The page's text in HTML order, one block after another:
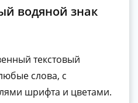
водяной знак
текстовый
слова, с
шрифта и цветами.